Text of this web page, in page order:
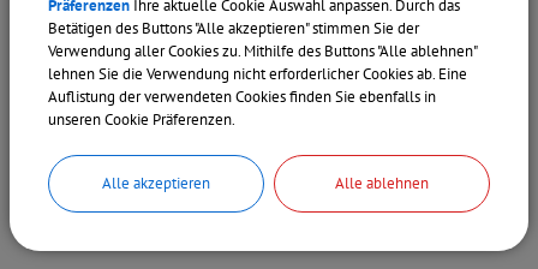
Internet
Kirchenaustritt
Weitere Infos entnehmen Sie bitte der Hunde- und
Kampfhundeverordnung der Gemeinde
Hallbergmoos.
Hunde- und Kampfhundeverordnung
Präferenzen Ihre aktuelle Cookie Auswahl anpassen. Durch das
Betätigen des Buttons "Alle akzeptieren" stimmen Sie der
Verwendung aller Cookies zu. Mithilfe des Buttons "Alle ablehnen"
lehnen Sie die Verwendung nicht erforderlicher Cookies ab. Eine
Auflistung der verwendeten Cookies finden Sie ebenfalls in
unseren Cookie Präferenzen.
Alle akzeptieren Alle ablehnen